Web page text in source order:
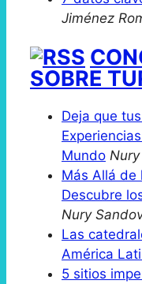
Jiménez
SOBRE
Deja que
Mundo
Más Allá de
Descubre
Nury
Las
América
5 sitios